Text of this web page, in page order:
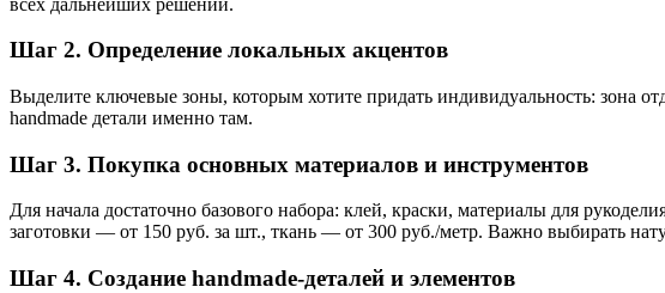
Шаг 2. Определение локальных акцентов
Выделите ключевые зоны, которым хотите придать индивидуальность: зона
handmade детали именно там.
Шаг 3. Покупка основных материалов и инструментов
Для начала достаточно базового набора: клей, краски, материалы для
заготовки — от 150 руб. за шт., ткань — от 300 руб./метр. Важно выбирать
Шаг 4. Создание handmade-деталей и элементов